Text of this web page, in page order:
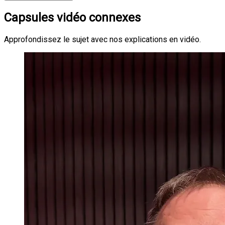
Capsules vidéo connexes
Approfondissez le sujet avec nos explications en vidéo.